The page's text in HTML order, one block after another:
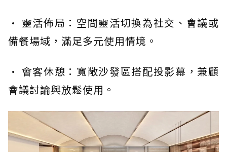
· 靈活佈局：空間靈活切換為社交、會議或
備餐場域，滿足多元使用情境。
· 會客休憩：寬敞沙發區搭配投影幕，兼顧
會議討論與放鬆使用。